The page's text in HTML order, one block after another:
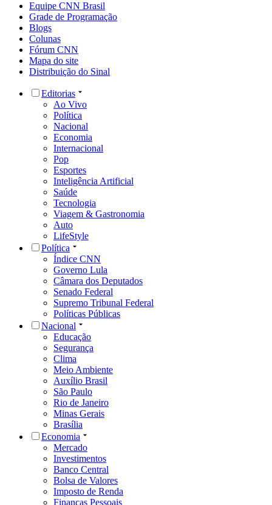
Equipe CNN Brasil
Grade de Programação
Blogs
Colunas
Fórum CNN
Mapa do site
Distribuição do Sinal
Editorias
Ao Vivo
Política
Nacional
Economia
Internacional
Pop
Esportes
Inteligência Artificial
Saúde
Tecnologia
Viagem & Gastronomia
Auto
LifeStyle
Política
Índice CNN
Governo Lula
Câmara dos Deputados
Senado Federal
Supremo Tribunal Federal
Políticas Públicas
Nacional
Educação
Segurança
Clima
Meio Ambiente
Auxílio Brasil
São Paulo
Rio de Janeiro
Minas Gerais
Brasília
Economia
Mercado
Investimentos
Banco Central
Bolsa de Valores
Imposto de Renda
Finanças Pessoais